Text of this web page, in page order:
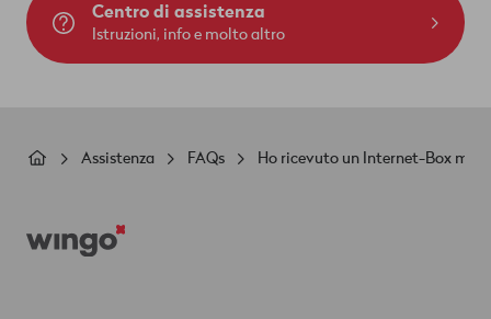
Centro di assistenza
Istruzioni, info e molto altro
BricioleAssistenza FAQs Ho ricevuto un Internet-Box ma